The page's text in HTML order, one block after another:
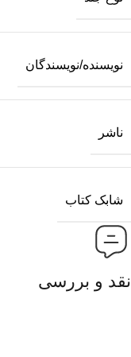
نویسنده/نویسندگان
ناشر
شابک کتاب
نقد و بررسی